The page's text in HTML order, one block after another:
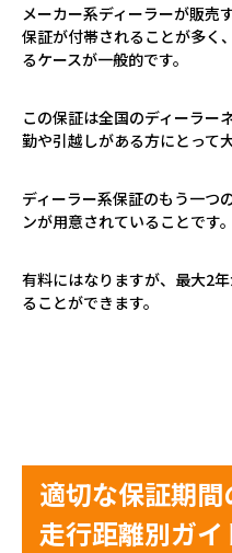
メーカー系ディーラーが販売
保証が付帯されることが多く
るケースが一般的です。
この保証は全国のディーラー
勤や引越しがある方にとって
ディーラー系保証のもう一つ
ンが用意されていることです。
有料にはなりますが、最大2
ることができます。
適切な保証期間
走行距離別ガイ